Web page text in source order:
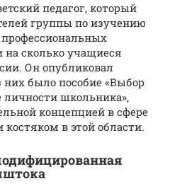
педагог, который
группы по изучению
на сколько учащиеся
Он опубликовал
них было пособие «Выбор
личности школьника»,
концепцией в сфере
в этой области.